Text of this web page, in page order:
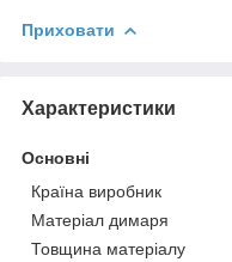
Приховати
Характеристики
Основні
Країна виробник
Матеріал димаря
Товщина матеріалу